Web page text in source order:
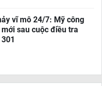
vĩ mô 24/7: Mỹ công
sau cuộc điều tra